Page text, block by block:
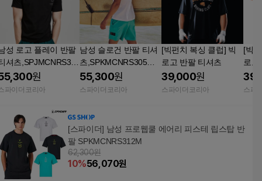
성 로고 플레이 반팔
셔츠,SPJMCNRS311
원
파이더코리아
남성 슬로건 반팔 티셔
츠,SPKMCNRS305MW
HT
55,300원
스파이더코리아
[빅펀치 복싱 클럽] 빅
로고 반팔 티셔츠
39,000원
스파이더코리아
[빅
로고
스파
[스파이더] 남성 프로웹쿨 에어리 피스테 립스탑 반
팔 SPKMCNRS312M
62,300원
10%56,070원